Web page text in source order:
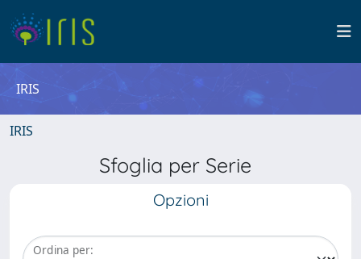
IRIS
IRIS
Sfoglia per Serie
Opzioni
Ordina per: